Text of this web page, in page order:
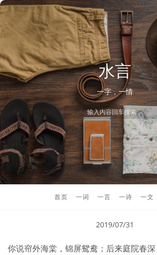
水言
一字，一情
首页 一词 一言 一诗 一文
2019/07/31
你说帘外海棠，锦屏鸳鸯；后来庭院春深